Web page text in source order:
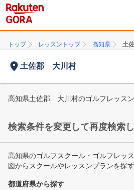
トップ レッスントップ 高知県 土
土佐郡 大川村
高知県土佐郡 大川村のゴルフレッス
検索条件を変更して再度検索
高知県のゴルフスクール・ゴルフレッ
図からスクールやレッスンプランを探
都道府県から探す